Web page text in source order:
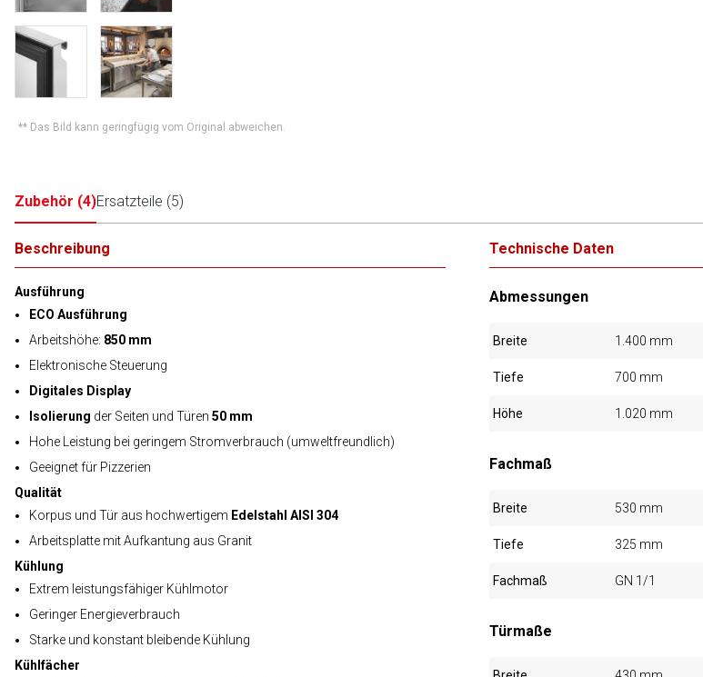
** Das Bild kann geringfügig vom Original abweichen.
Zubehör (4)Ersatzteile (5)
Beschreibung
Ausführung
ECO Ausführung
Arbeitshöhe: 850 mm
Elektronische Steuerung
Digitales Display
Isolierung der Seiten und Türen 50 mm
Hohe Leistung bei geringem Stromverbrauch (umweltfreundlich)
Geeignet für Pizzerien
Qualität
Korpus und Tür aus hochwertigem Edelstahl AISI 304
Arbeitsplatte mit Aufkantung aus Granit
Kühlung
Extrem leistungsfähiger Kühlmotor
Geringer Energieverbrauch
Starke und konstant bleibende Kühlung
Kühlfächer
Technische Daten
Abmessungen
Breite 1.400 mm
Tiefe 700 mm
Höhe 1.020 mm
Fachmaß
Breite 530 mm
Tiefe 325 mm
Fachmaß GN 1/1
Türmaße